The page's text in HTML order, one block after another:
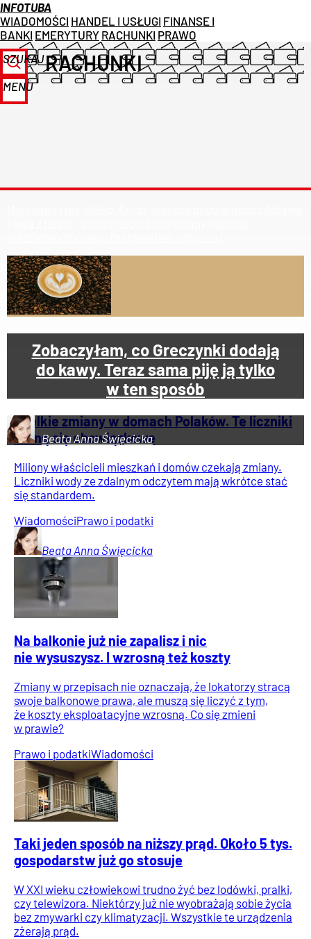
INFOTUBA
WIADOMOŚCI HANDEL I USŁUGI FINANSE I
BANKI EMERYTURY RACHUNKI PRAWO
SZUKAJ
MENU
RACHUNKI
Zobaczyłam, co Greczynki dodają
do kawy. Teraz sama piję ją tylko
w ten sposób
Beata AnnaŚwięcicka
Wielkie zmiany w domach Polaków. Te liczniki
staną się obowiązkowe
Miliony właścicieli mieszkań i domów czekają zmiany.
Liczniki wody ze zdalnym odczytem mają wkrótce stać
się standardem.
WiadomościPrawo i podatki
Beata Anna Święcicka
Na balkonie już nie zapalisz i nic
nie wysuszysz. I wzrosną też koszty
Zmiany w przepisach nie oznaczają, że lokatorzy stracą
swoje balkonowe prawa, ale muszą się liczyć z tym,
że koszty eksploatacyjne wzrosną. Co się zmieni
w prawie?
Prawo i podatkiWiadomości
Taki jeden sposób na niższy prąd. Około 5 tys.
gospodarstw już go stosuje
W XXI wieku człowiekowi trudno żyć bez lodówki, pralki,
czy telewizora. Niektórzy już nie wyobrażają sobie życia
bez zmywarki czy klimatyzacji. Wszystkie te urządzenia
zżerają prąd.